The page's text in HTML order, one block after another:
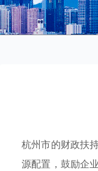
杭州市的财政扶
源配置，鼓励企